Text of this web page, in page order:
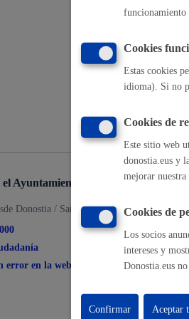
Inscripción
Volver
Ayuntamiento de Donostia / San
Donostia / San Sebastián)
error en la web
funcionamiento
Cookies
Estas cookies
idioma). Si no
Cookies de
Este sitio web
donostia.eus y
mejorar nuestra
Cookies de
Los socios
intereses y
Donostia.eus
Confirmar Aceptar